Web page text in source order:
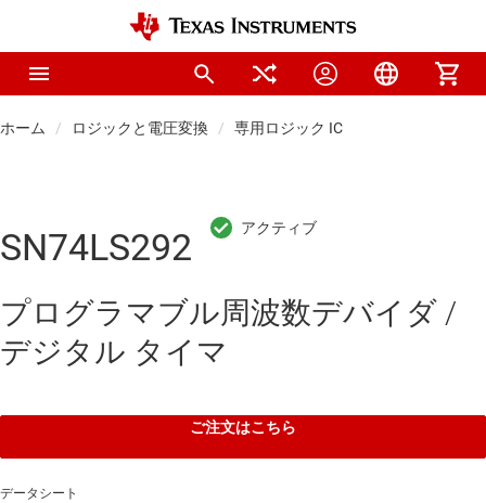
ホーム ロジックと電圧変換 専用ロジック IC
SN74LS292
プログラマブル周波数デバイダ /
デジタル タイマ
ご注文はこちら
データシート